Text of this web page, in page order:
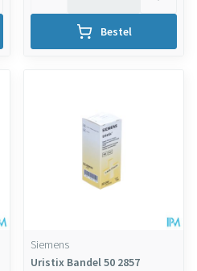
Bestel
Siemens
Uristix Bandel 50 2857